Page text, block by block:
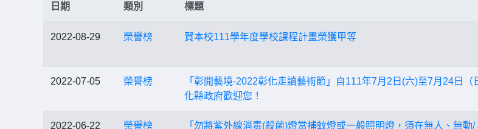
日期 類別 標題
2022-08-29 榮譽榜 賀本校111學年度學校課程計畫榮獲甲等
2022-07-05 榮譽榜
「彰開藝境-2022彰化走讀藝術節」自111年7月2日(六)至7月24日
化縣政府歡迎您！
2022-06-22 榮譽榜
「勿將紫外線消毒(殺菌)燈當捕蚊燈或一般照明燈，須在無人、無